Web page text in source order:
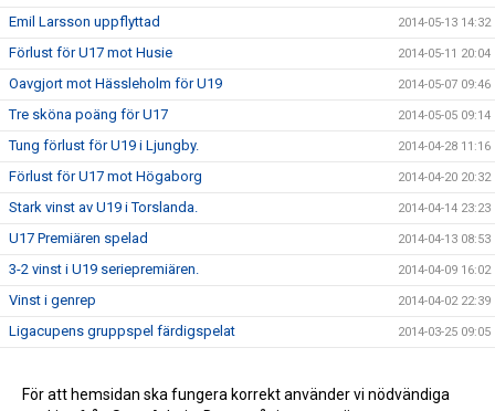
Emil Larsson uppflyttad 2014-05-13 14:32
Förlust för U17 mot Husie 2014-05-11 20:04
Oavgjort mot Hässleholm för U19 2014-05-07 09:46
Tre sköna poäng för U17 2014-05-05 09:14
Tung förlust för U19 i Ljungby. 2014-04-28 11:16
Förlust för U17 mot Högaborg 2014-04-20 20:32
Stark vinst av U19 i Torslanda. 2014-04-14 23:23
U17 Premiären spelad 2014-04-13 08:53
3-2 vinst i U19 seriepremiären. 2014-04-09 16:02
Vinst i genrep 2014-04-02 22:39
Ligacupens gruppspel färdigspelat 2014-03-25 09:05
Förlust i första träningsmatcherna 2014-02-17 15:00
För att hemsidan ska fungera korrekt använder vi nödvändiga